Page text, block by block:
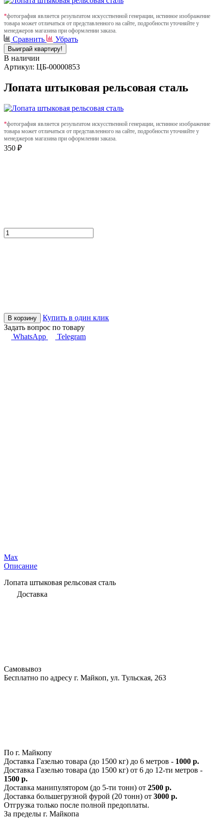
*фотография является результатом искусственной генерации, истинное изображение
товара может отличаться от представленного на сайте, подробности уточняйте у
менеджеров магазина при оформлении заказа.
Сравнить Убрать
Выиграй квартиру!
В наличии
Артикул: ЦБ-00000853
Лопата штыковая рельсовая сталь
*фотография является результатом искусственной генерации, истинное изображение
товара может отличаться от представленного на сайте, подробности уточняйте у
менеджеров магазина при оформлении заказа.
350 ₽
В корзину
Купить в один клик
Задать вопрос по товару
WhatsApp
Telegram
Max
Описание
Лопата штыковая рельсовая сталь
Доставка
Самовывоз
Бесплатно по адресу г. Майкоп, ул. Тульская, 263
По г. Майкопу
Доставка Газелью товара (до 1500 кг) до 6 метров - 1000 р.
Доставка Газелью товара (до 1500 кг) от 6 до 12-ти метров -
1500 р.
Доставка манипулятором (до 5-ти тонн) от 2500 р.
Доставка большегрузной фурой (20 тонн) от 3000 р.
Отгрузка только после полной предоплаты.
За пределы г. Майкопа